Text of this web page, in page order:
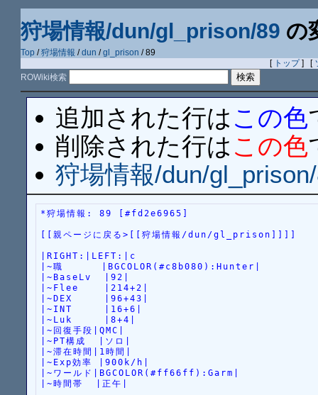
狩場情報/dun/gl_prison/89 の
Top /狩場情報 /dun /gl_prison / 89
[ トップ] [
ROWiki検索
追加された行は この色
削除された行は この色
狩場情報/dun/
*狩場情報: 89 [#fd2e6965]
[[親ページに戻る>[[狩場情報/dun/gl_prison]]]]
|RIGHT:|LEFT:|c
|~職      |BGCOLOR(#c8b080):Hunter|
|~BaseLv  |92|
|~Flee    |214+2|
|~DEX     |96+43|
|~INT     |16+6|
|~Luk     |8+4|
|~回復手段|QMC|
|~PT構成  |ソロ|
|~滞在時間|1時間|
|~Exp効率 |900k/h|
|~ワールド|BGCOLOR(#ff66ff):Garm|
|~時間帯  |正午|